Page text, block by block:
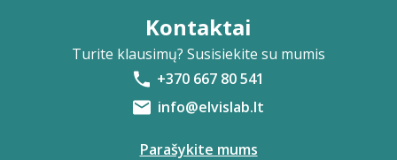
Kontaktai
Turite klausimų? Susisiekite su mumis
+370 667 80 541
info@elvislab.lt
Parašykite mums